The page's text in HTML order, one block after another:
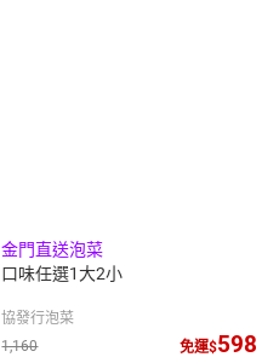
金門直送泡菜
口味任選1大2小
協發行泡菜
1,160
免運 598